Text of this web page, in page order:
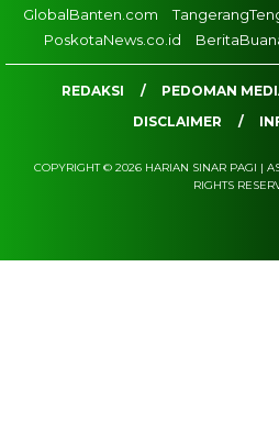
GlobalBanten.com
PoskotaNews.co.id
REDAKSI PEDOMAN
DISCLAIMER
COPYRIGHT © 2026 HARIAN SINAR PAGI |
RIGHTS